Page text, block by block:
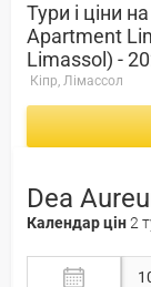
Тури і ціни
Apartment
Limassol) -
Кіпр, Лімассол
Календар цін2